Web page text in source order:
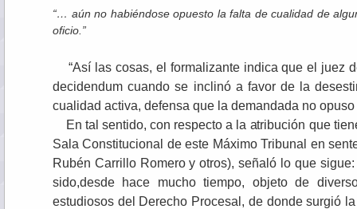
“… aún no habiéndose opuesto la falta de cualidad de
oficio.”
“Así las cosas, el formalizante indica que el juez
decidendum cuando se inclinó a favor de la
cualidad activa, defensa que la demandada no
En tal sentido, con respecto a la atribución que
Sala Constitucional de este Máximo Tribunal en
Rubén Carrillo Romero y otros), señaló lo que
sido,desde hace mucho tiempo, objeto de
estudiosos del Derecho Procesal, de donde surgió